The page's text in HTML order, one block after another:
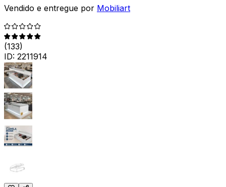
Vendido e entregue por Mobiliart
(133)
ID: 2211914